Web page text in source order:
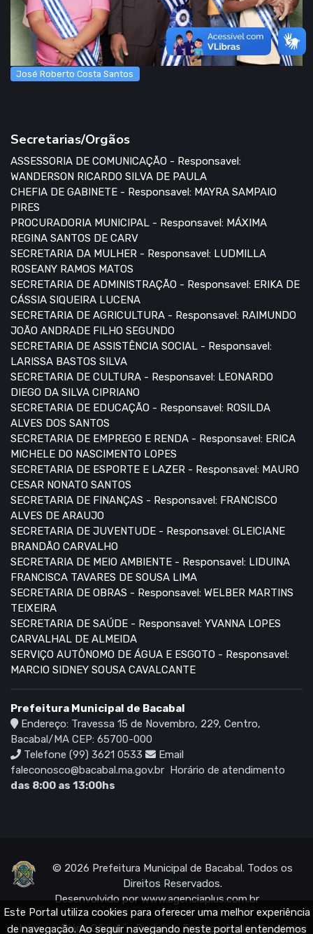
Este Portal utiliza cookies para oferecer uma melhor experiência
de navegação. Ao seguir navegando neste portal entendemos
José Roberto Costa Santos
Secretarias/Orgãos
ASSESSORIA DE COMUNICAÇÃO - Responsavel:
WANDERSON RICARDO SILVA DE PAULA
CHEFIA DE GABINETE - Responsavel: MAYRA SAMPAIO
PIRES
PROCURADORIA MUNICIPAL - Responsavel: MÁXIMA
REGINA SANTOS DE CARV
SECRETARIA DA MULHER - Responsavel: LUDMILLA
ROSEANY RAMOS MATOS
SECRETARIA DE ADMINISTRAÇÃO - Responsavel: ERIKA DE
CÁSSIA SIQUEIRA LUCENA
SECRETARIA DE AGRICULTURA - Responsavel: RAIMUNDO
JOÃO ANDRADE FILHO SEGUNDO
SECRETARIA DE ASSISTÊNCIA SOCIAL - Responsavel:
LARISSA BASTOS SILVA
SECRETARIA DE CULTURA - Responsavel: LEONARDO
DIEGO DA SILVA CIPRIANO
SECRETARIA DE EDUCAÇÃO - Responsavel: ROSILDA
ALVES DOS SANTOS
SECRETARIA DE EMPREGO E RENDA - Responsavel: ERICA
MICHELE DO NASCIMENTO LOPES
SECRETARIA DE ESPORTE E LAZER - Responsavel: MAURO
CESAR NONATO SANTOS
SECRETARIA DE FINANÇAS - Responsavel: FRANCISCO
ALVES DE ARAUJO
SECRETARIA DE JUVENTUDE - Responsavel: GLEICIANE
BRANDÃO CARVALHO
SECRETARIA DE MEIO AMBIENTE - Responsavel: LIDUINA
FRANCISCA TAVARES DE SOUSA LIMA
SECRETARIA DE OBRAS - Responsavel: WELBER MARTINS
TEIXEIRA
SECRETARIA DE SAÚDE - Responsavel: YVANNA LOPES
CARVALHAL DE ALMEIDA
SERVIÇO AUTÔNOMO DE ÁGUA E ESGOTO - Responsavel:
MARCIO SIDNEY SOUSA CAVALCANTE
Prefeitura Municipal de Bacabal
Endereço: Travessa 15 de Novembro, 229, Centro,
Bacabal/MA CEP: 65700-000
Telefone (99) 3621 0533
Email
faleconosco@bacabal.ma.gov.br
Horário de atendimento
das 8:00 as 13:00hs
© 2026 Prefeitura Municipal de Bacabal. Todos os
Direitos Reservados.
Desenvolvido porwww.agenciaplus.com.br
Início Diário Oficial Portal da Transparência Ouvidoria